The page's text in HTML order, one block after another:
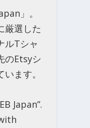
」。
厳選した
ルTシャ
のEtsyシ
ます。
Japan”.